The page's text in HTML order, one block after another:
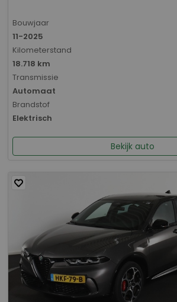
Bouwjaar
11-2025
Kilometerstand
18.718 km
Transmissie
Automaat
Brandstof
Elektrisch
Bekijk auto